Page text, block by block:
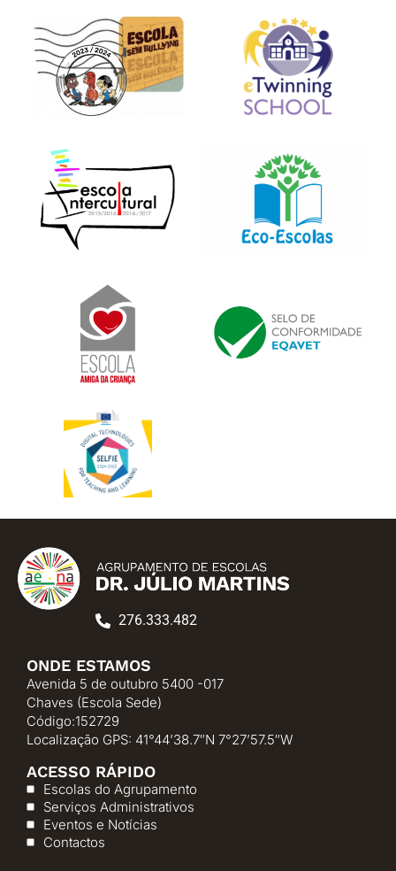
276.333.482
ONDE ESTAMOS
Avenida 5 de outubro 5400 -017
Chaves (Escola Sede)
Código:152729
Localização GPS: 41°44’38.7″N 7°27’57.5″W
ACESSO RÁPIDO
Escolas do Agrupamento
Serviços Administrativos
Eventos e Notícias
Contactos